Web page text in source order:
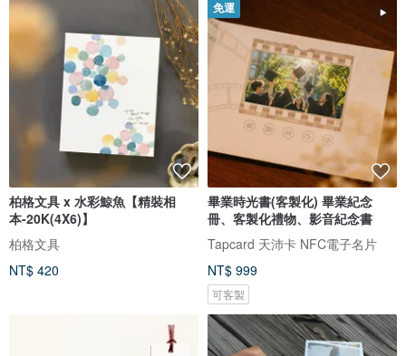
柏格文具 x 水彩鯨魚【精裝相
本-20K(4X6)】
柏格文具
NT$ 420
免運
畢業時光書(客製化) 畢業紀念
冊、客製化禮物、影音紀念書
Tapcard 天沛卡 NFC電子名片
NT$ 999
可客製